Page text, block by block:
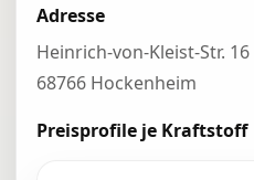
Adresse
Heinrich-von-Kleist-Str. 16
68766 Hockenheim
Preisprofile je Kraftstoff